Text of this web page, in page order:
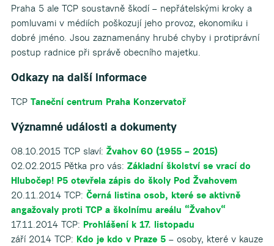
Praha 5 ale TCP soustavně škodí – nepřátelskými kroky a
pomluvami v médiích poškozují jeho provoz, ekonomiku i
dobré jméno. Jsou zaznamenány hrubé chyby i protiprávní
postup radnice při správě obecního majetku.
Odkazy na další informace
TCP Taneční centrum Praha Konzervatoř
Významné události a dokumenty
08.10.2015 TCP slaví: Žvahov 60 (1955 – 2015)
02.02.2015 Pětka pro vás: Základní školství se vrací do
Hlubočep! P5 otevřela zápis do školy Pod Žvahovem
20.11.2014 TCP: Černá listina osob, které se aktivně
angažovaly proti TCP a školnímu areálu “Žvahov“
17.11.2014 TCP: Prohlášení k 17. listopadu
září 2014 TCP: Kdo je kdo v Praze 5– osoby, které v kauze